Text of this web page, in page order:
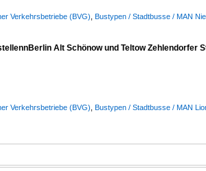
Verkehrsbetriebe (BVG) Bustypen / Stadtbusse / MAN
Alt Schönow und Teltow Zehlendorfer
Verkehrsbetriebe (BVG) Bustypen / Stadtbusse / MAN